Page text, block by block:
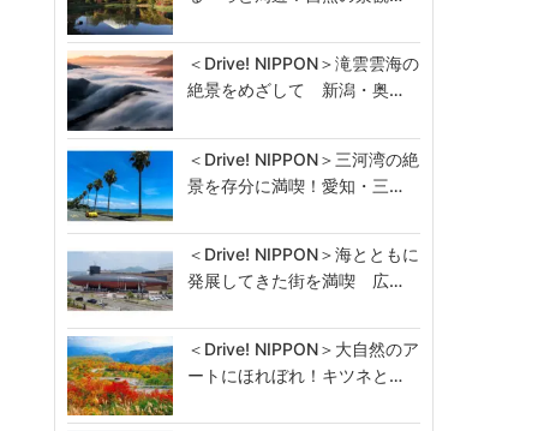
＜Drive! NIPPON＞滝雲雲海の
絶景をめざして 新潟・奥…
＜Drive! NIPPON＞三河湾の絶
景を存分に満喫！愛知・三…
＜Drive! NIPPON＞海とともに
発展してきた街を満喫 広…
＜Drive! NIPPON＞大自然のア
ートにほれぼれ！キツネと…